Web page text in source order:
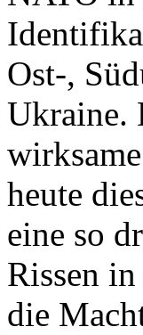
Ost-,
Ukraine.
heute
eine so
Rissen
die